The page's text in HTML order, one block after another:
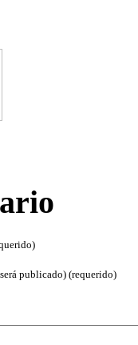
publicado) (requerido)